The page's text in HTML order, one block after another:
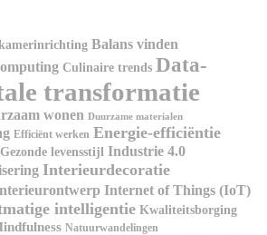
Balans vinden
Culinaire trends Data-
transformatie
wonen Duurzame materialen
Efficiënt werken Energie-efficiëntie
Gezonde levensstijl Industrie 4.0
Interieurdecoratie
Internet of Things (IoT)
intelligentie Kwaliteitsborging
Natuurwandelingen